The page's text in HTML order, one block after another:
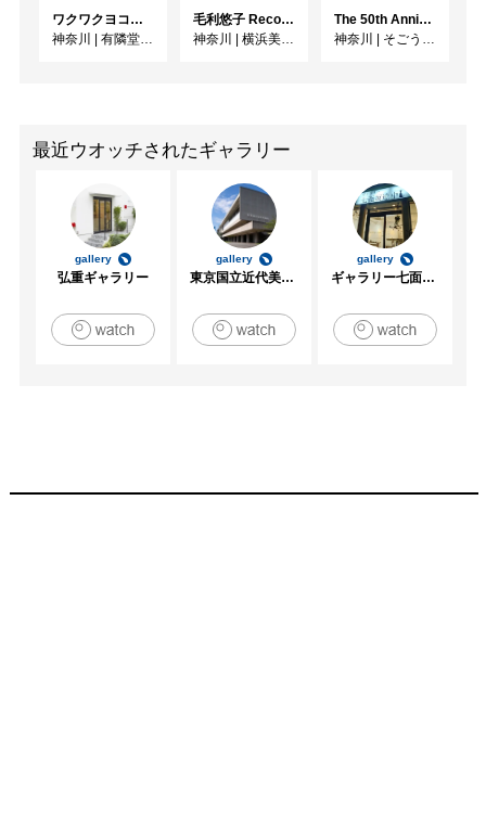
ワクワクヨコハマ
神奈川
| 有隣堂GALLERY
毛利悠子 Recompose ー 第60回ヴェネチア・ビエンナーレ日本館帰国展
神奈川
| 横浜美術館
The 50th Anniversary OSAMU GOODS 展
神奈川
| そごう美術館
最近ウオッチされたギャラリー
gallery
弘重ギャラリー
gallery
東京国立近代美術館
gallery
ギャラリー七面坂途中